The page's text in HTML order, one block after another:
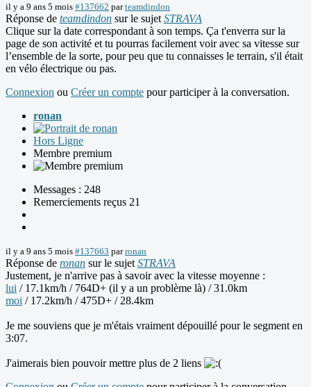
il y a 9 ans 5 mois #137662 parteamdindon
Réponse de teamdindon sur le sujet STRAVA
Clique sur la date correspondant à son temps. Ça t'enverra sur la
page de son activité et tu pourras facilement voir avec sa vitesse sur
l’ensemble de la sorte, pour peu que tu connaisses le terrain, s'il était
en vélo électrique ou pas.
Connexion ou Créer un compte pour participer à la conversation.
ronan
Hors Ligne
Membre premium
Messages : 248
Remerciements reçus 21
il y a 9 ans 5 mois #137663 parronan
Réponse de ronan sur le sujet STRAVA
Justement, je n'arrive pas à savoir avec la vitesse moyenne :
lui / 17.1km/h / 764D+ (il y a un problème là) / 31.0km
moi / 17.2km/h / 475D+ / 28.4km
Je me souviens que je m'étais vraiment dépouillé pour le segment en
3:07.
J'aimerais bien pouvoir mettre plus de 2 liens